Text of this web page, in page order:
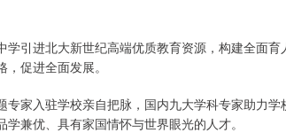
学引进北大新世纪高端优质教育资源，构建全面
促进全面发展。
专家入驻学校亲自把脉，国内九大学科专家助力
兼优、具有家国情怀与世界眼光的人才。